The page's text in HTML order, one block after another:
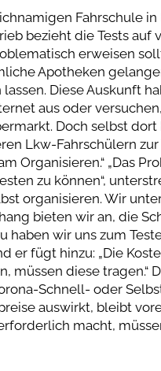
Fahrschule
bezieht die Tests auf
erweisen
Apotheken
Diese Auskunft
aus oder
Doch selbst
Lkw-Fahrschülern
Organisieren.“ „Das
zu können“,
organisieren. Wir
bieten wir an, die
haben wir uns zum
er fügt hinzu: „Die
müssen diese tragen.“
Schnell- oder
auswirkt, bleibt
macht,